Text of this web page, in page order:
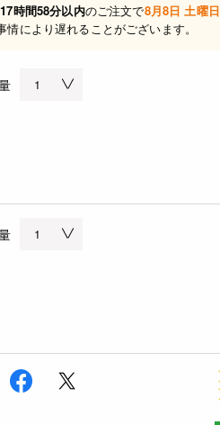
17時間58分以内のご注文で8月8日 土曜日
情により遅れることがございます。